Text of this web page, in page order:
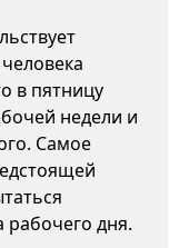
в пятницу
недели и
Самое
рабочего дня.